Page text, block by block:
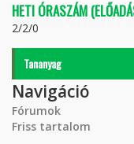
HETI ÓRASZÁM
2/2/0
Tananyag
Navigáció
Fórumok
Friss tartalom